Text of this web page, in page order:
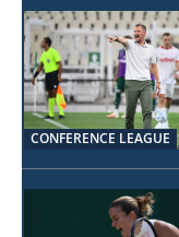
CONFERENCE LEAGUE